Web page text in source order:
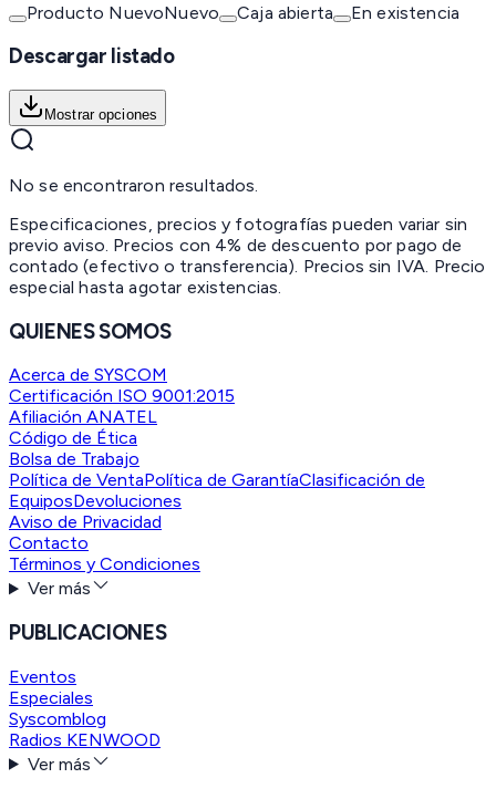
Producto NuevoNuevo Caja abierta En existencia
Descargar listado
Mostrar opciones
No se encontraron resultados.
Especificaciones, precios y fotografías pueden variar sin
previo aviso. Precios con 4% de descuento por pago de
contado (efectivo o transferencia). Precios sin IVA. Precio
especial hasta agotar existencias.
QUIENES SOMOS
Acerca de SYSCOM
Certificación ISO 9001:2015
Afiliación ANATEL
Código de Ética
Bolsa de Trabajo
Política de VentaPolítica de GarantíaClasificación de
EquiposDevoluciones
Aviso de Privacidad
Contacto
Términos y Condiciones
Ver más
PUBLICACIONES
Eventos
Especiales
Syscomblog
Radios KENWOOD
Ver más